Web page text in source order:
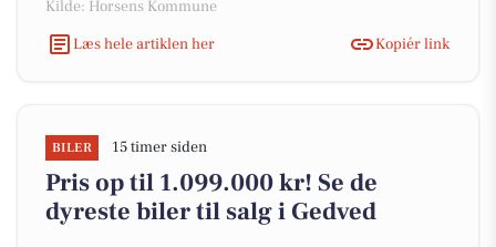
Kilde: Horsens Kommune
Læs hele artiklen her
Kopiér link
BILER 15 timer siden
Pris op til 1.099.000 kr! Se de
dyreste biler til salg i Gedved